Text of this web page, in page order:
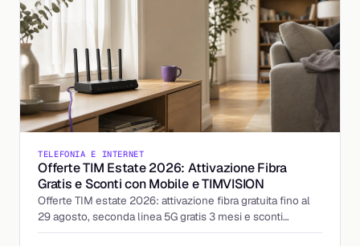
TELEFONIA E INTERNET
Offerte TIM Estate 2026: Attivazione Fibra
Gratis e Sconti con Mobile e TIMVISION
Offerte TIM estate 2026: attivazione fibra gratuita fino al
29 agosto, seconda linea 5G gratis 3 mesi e sconti
abbinando mobile e TIMVISION. I dettagli.